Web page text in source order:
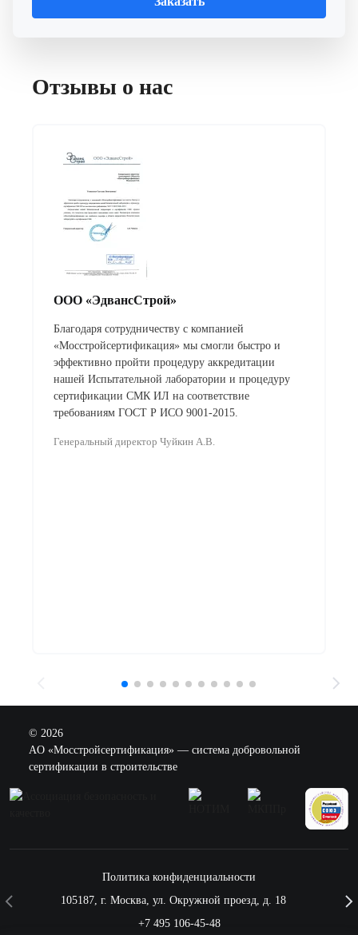
Отзывы о нас
ООО «ЭдвансСтрой»
Благодаря сотрудничеству с компанией
«Мосстройсертификация» мы смогли быстро и
эффективно пройти процедуру аккредитации
нашей Испытательной лаборатории и процедуру
сертификации СМК ИЛ на соответствие
требованиям ГОСТ Р ИСО 9001-2015.
Генеральный директор Чуйкин А.В.
© 2026
AO «Мосстройсертификация» — система добровольной
сертификации в строительстве
Политика конфиденциальности
105187, г. Москва, ул. Окружной проезд, д. 18
+7 495 106-45-48